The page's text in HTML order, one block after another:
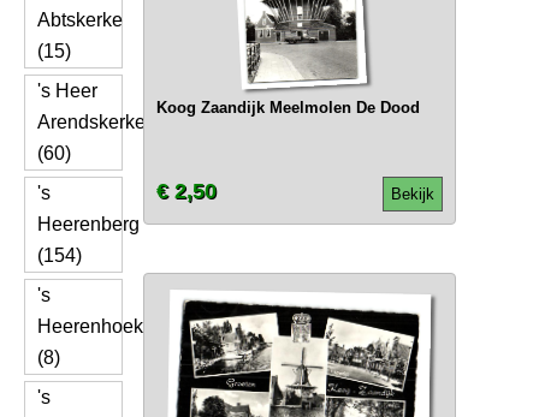
Abtskerke
(15)
's Heer
Arendskerke
(60)
's
Heerenberg
(154)
's
Heerenhoek
(8)
's
Koog Zaandijk Meelmolen De Dood
Bekijk
€ 2,50